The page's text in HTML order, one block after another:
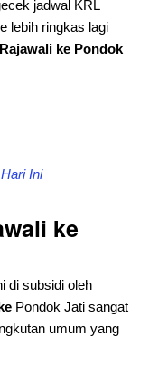
jadwal KRL
lebih ringkas lagi
ke Pondok
Ini
ke
di subsidi oleh
Pondok Jati sangat
umum yang